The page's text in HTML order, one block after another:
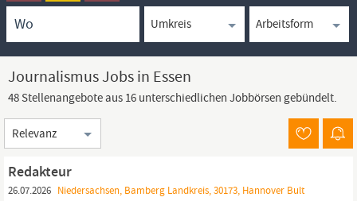
Journalismus Jobs in Essen
48 Stellenangebote aus 16 unterschiedlichen Jobbörsen gebündelt.
Sortierung
Redakteur
26.07.2026 Niedersachsen, Bamberg Landkreis, 30173, Hannover Bult